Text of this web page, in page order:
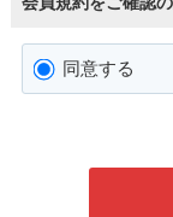
同意する